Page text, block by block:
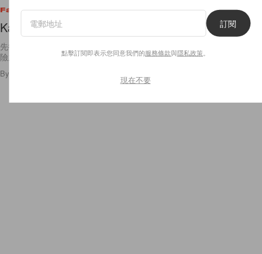
Fashion
Kate Bosworth's "Seoul"
先後跟著 Kate Bosworth 到過墨西哥與摩洛哥等地體驗一場又一場的冒
險之旅，在最新一期為 JewelMint
By
訂閱
點擊訂閱即表示您同意我們的服務條款與隱私政策
現在不要